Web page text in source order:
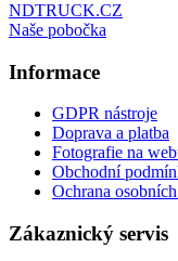
NDTRUCK.CZ
Naše pobočka
Informace
GDPR nástroje
Doprava a platba
Fotografie na
Obchodní
Ochrana
Zákaznický servis